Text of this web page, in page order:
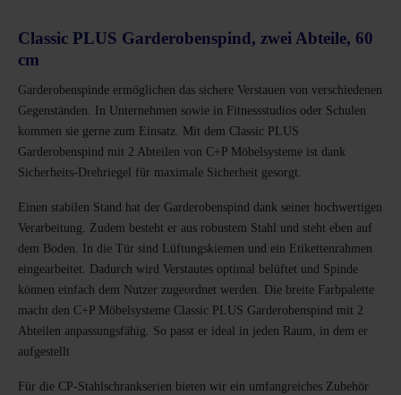
Classic PLUS Garderobenspind, zwei Abteile, 60
cm
Garderobenspinde ermöglichen das sichere Verstauen von verschiedenen
Gegenständen. In Unternehmen sowie in Fitnessstudios oder Schulen
kommen sie gerne zum Einsatz. Mit dem Classic PLUS
Garderobenspind mit 2 Abteilen von C+P Möbelsysteme ist dank
Sicherheits-Drehriegel für maximale Sicherheit gesorgt.
Einen stabilen Stand hat der Garderobenspind dank seiner hochwertigen
Verarbeitung. Zudem besteht er aus robustem Stahl und steht eben auf
dem Boden. In die Tür sind Lüftungskiemen und ein Etikettenrahmen
eingearbeitet. Dadurch wird Verstautes optimal belüftet und Spinde
können einfach dem Nutzer zugeordnet werden. Die breite Farbpalette
macht den C+P Möbelsysteme Classic PLUS Garderobenspind mit 2
Abteilen anpassungsfähig. So passt er ideal in jeden Raum, in dem er
aufgestellt
Für die CP-Stahlschrankserien bieten wir ein umfangreiches Zubehör